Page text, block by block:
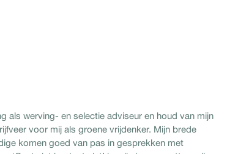
als werving- en selectie adviseur en houd van mijn
voor mij als groene vrijdenker. Mijn brede
komen goed van pas in gesprekken met